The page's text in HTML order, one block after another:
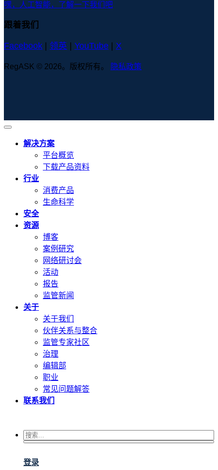
嘿，人工智能，了解一下我们吧
跟着我们
Facebook | 领英 | YouTube | X
RegASK © 2026。版权所有。 隐私政策
解决方案
平台概览
下载产品资料
行业
消费产品
生命科学
安全
资源
博客
案例研究
网络研讨会
活动
报告
监管新闻
关于
关于我们
伙伴关系与整合
监管专家社区
治理
编辑部
职业
常见问题解答
联系我们
登录